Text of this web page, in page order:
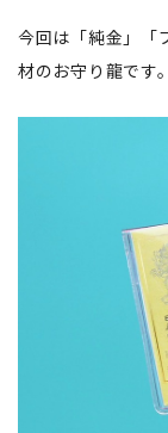
今回は「純金」「
材のお守り龍です。